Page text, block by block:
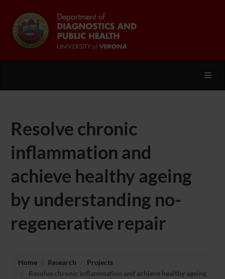
Resolve chronic
inflammation and
achieve healthy ageing
by understanding no-
regenerative repair
Home Research
Projects
Resolve chronic inflammation and achieve healthy ageing